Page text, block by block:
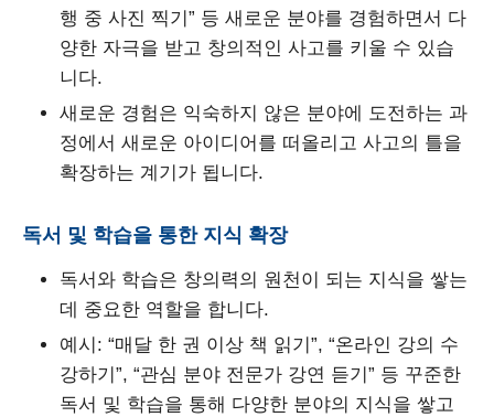
행 중 사진 찍기” 등 새로운 분야를 경험하면서 다
양한 자극을 받고 창의적인 사고를 키울 수 있습
니다.
새로운 경험은 익숙하지 않은 분야에 도전하는 과
정에서 새로운 아이디어를 떠올리고 사고의 틀을
확장하는 계기가 됩니다.
독서 및 학습을 통한 지식 확장
독서와 학습은 창의력의 원천이 되는 지식을 쌓는
데 중요한 역할을 합니다.
예시: “매달 한 권 이상 책 읽기”, “온라인 강의 수
강하기”, “관심 분야 전문가 강연 듣기” 등 꾸준한
독서 및 학습을 통해 다양한 분야의 지식을 쌓고